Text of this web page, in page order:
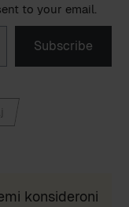
to your email.
Subscribe
konsideroni